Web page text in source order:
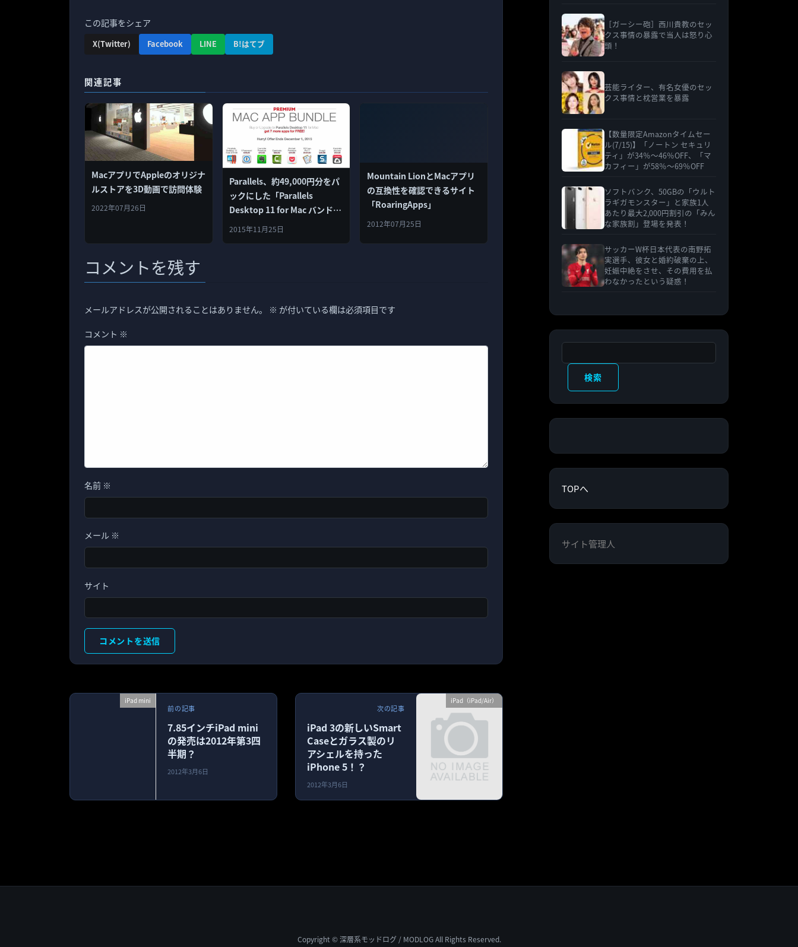
この記事をシェア
X(Twitter) Facebook LINE B!はてブ
関連記事
MacアプリでAppleのオリジナ
ルストアを3D動画で訪問体験
2022年07月26日
Parallels、約49,000円分をパ
ックにした「Parallels
Desktop 11 for Mac バンド
ル」セットを8,500円で販売！
2015年11月25日
Mountain LionとMacアプリ
の互換性を確認できるサイト
「RoaringApps」
2012年07月25日
コメントを残す
メールアドレスが公開されることはありません。 ※ が付いている欄は必須項目です
コメント ※
名前 ※
メール ※
サイト
iPad mini
前の記事
7.85インチiPad mini
の発売は2012年第3四
半期？
2012年3月6日
iPad（iPad/Air）
次の記事
iPad 3の新しいSmart
Caseとガラス製のリ
アシェルを持った
iPhone 5！？
2012年3月6日
［ガーシー砲］西川貴教のセッ
クス事情の暴露で当人は怒り心
頭！
芸能ライター、有名女優のセッ
クス事情と枕営業を暴露
【数量限定Amazonタイムセー
ル(7/15)】「ノートン セキュリ
ティ」が34％〜46％OFF、「マ
カフィー」が58％〜69％OFF
ソフトバンク、50GBの「ウルト
ラギガモンスター」と家族1人
あたり最大2,000円割引の「みん
な家族割」登場を発表！
サッカーW杯日本代表の南野拓
実選手、彼女と婚約破棄の上、
妊娠中絶をさせ、その費用を払
わなかったという疑惑！
検索
TOPへ
サイト管理人
Copyright © 深層系モッドログ / MODLOG All Rights Reserved.